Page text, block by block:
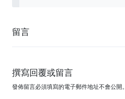
留言
撰寫回覆或留言
發佈留言必須填寫的電子郵件地址不會公開。